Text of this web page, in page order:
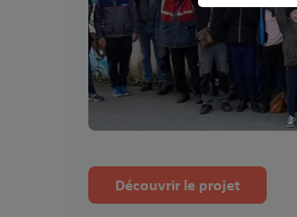
Découvrir le projet